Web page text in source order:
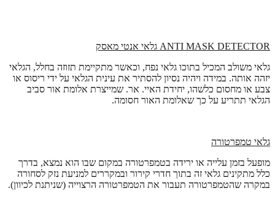
ANTI MASK DETECTOR גלאי אנטי מאסק
גלאי משולב המכיל בתוכו גלאי נפח, וכאשר מתקיימת תזוזה בחלל, הגלאי
יזהה אותה. במידה ויהיה נסיון להסתיר את עינית הגלאי על ידי ריסוס או
צבע או מחסום כלשהו, יחידת האיי. אר. שמייצרת אלומת אור סביב
הגלאי תתריע על כך שאלומת האור חסומה.
גלאי טמפרטורה
מופעל בזמן עלייה או ירידה בטמפרטורה במקום שבו הוא נמצא, בדרך
כלל מתקינים גלאי זה בתוך חדרי קירור ובמקררים למניעת נזק לסחורה
במקרה שהטמפרטורה תעבור את הטמפרטורה הרצוייה (שניתנת לכיוון).